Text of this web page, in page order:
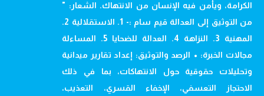
الكرامة، ويأمن فيه الإنسان من الانتهاك. الشعار: "
من التوثيق إلى العدالة قيم سام :- 1. الاستقلالية 2.
المهنية 3. النزاهة 4. العدالة للضحايا 5. المساءلة
مجالات الخبرة: • الرصد والتوثيق: إعداد تقارير ميدانية
وتحليلات حقوقية حول الانتهاكات، بما في ذلك
الاحتجاز التعسفي، الإخفاء القسري، التعذيب،